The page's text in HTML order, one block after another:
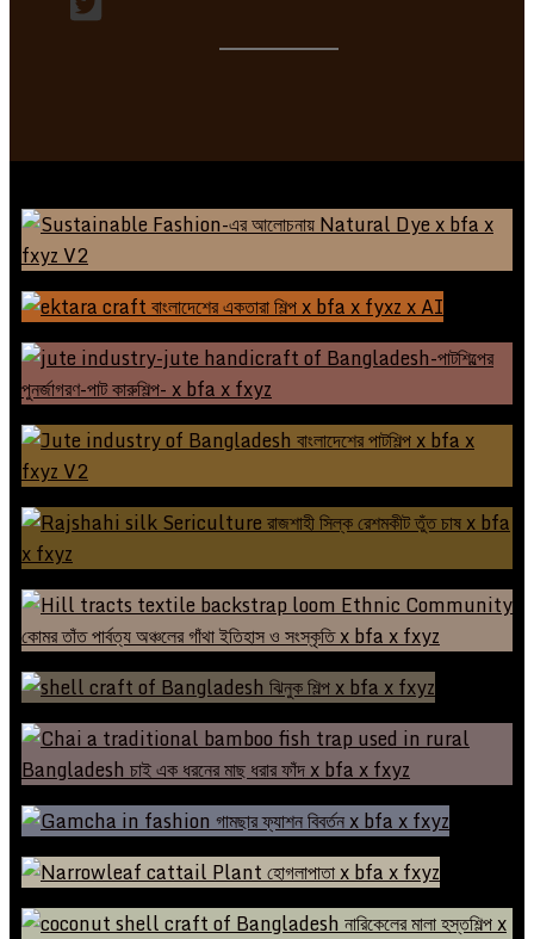
প্রকৃতি, কারিগর আর ফ্যাশন—Natural Dye-এর গল্প
লালনের ছেউড়িয়া থেকে গ্রামবাংলার মেলা—বাংলাদেশের একতারা শিল্প
পাটশিল্পের পুনর্জাগরণ: গ্রামীণ কারুশিল্প থেকে আন্তর্জাতিক ব্র্যান্ডিং
বাংলাদেশের পাটশিল্প: ঐতিহ্য, বর্তমান অবস্থা ও সোনালি আঁশের ভবিষ্যৎ সম্ভাবনা
রাজশাহী সিল্ক: প্রজন্ম থেকে প্রজন্মে বয়ে আসা ঐতিহ্য
কোমর তাঁত: পার্বত্য অঞ্চলের গাঁথা ইতিহাস ও সংস্কৃতি
এক সম্ভাবনাময় শিল্পের নাম—ঝিনুক শিল্প
চাই ও বাংলার মাছ ধরার ঐতিহ্য
আড়াই হাত থেকে বারো হাত: গামছা -র ফ্যাশন বিবর্তন
হোগলাপাতা: বাংলাদেশের ঐতিহ্যবাহী ও পরিবেশবান্ধব শিল্প